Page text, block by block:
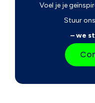
Voel je je
Stuur
– we